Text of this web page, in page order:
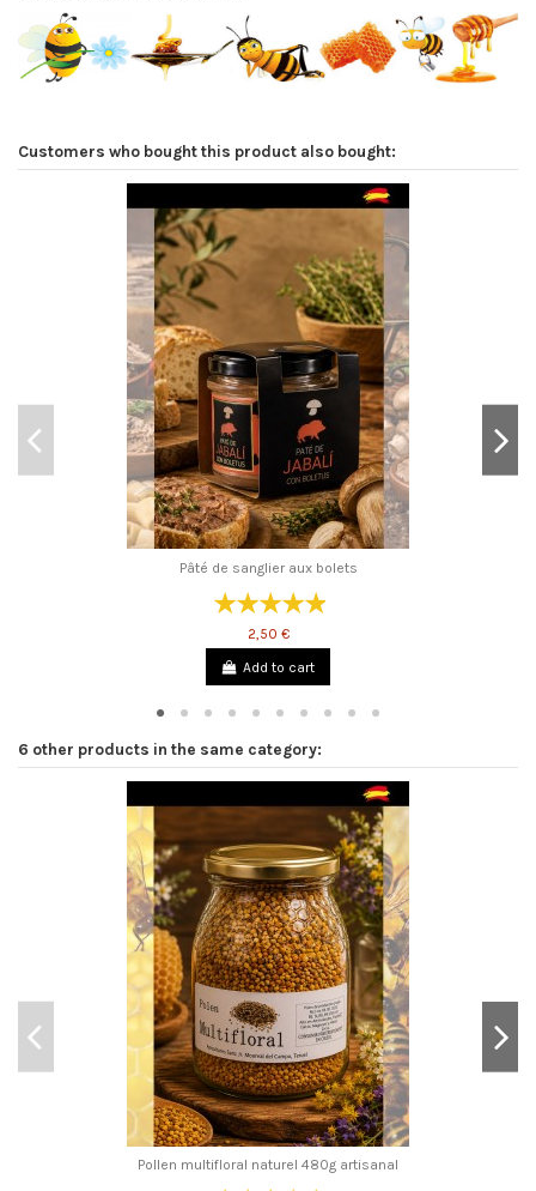
Customers who bought this product also bought:
Pâté de sanglier aux bolets
2,50 €
Add to cart
6 other products in the same category:
Pollen multifloral naturel 480g artisanal